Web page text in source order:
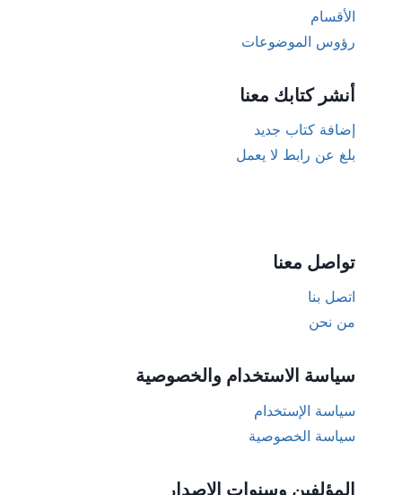
الأقسام
رؤوس الموضوعات
أنشر كتابك معنا
إضافة كتاب جديد
بلغ عن رابط لا يعمل
تواصل معنا
اتصل بنا
من نحن
سياسة الاستخدام والخصوصية
سياسة الإستخدام
سياسة الخصوصية
المؤلفين وسنوات الإصدار